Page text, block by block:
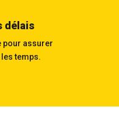
délais
pour assurer
temps.